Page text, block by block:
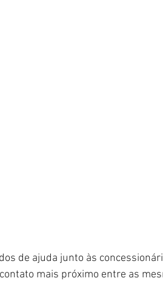
de ajuda junto às
mais próximo entre as